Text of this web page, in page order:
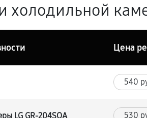
холодильной
Цена
540
LG GR-204SQA 530